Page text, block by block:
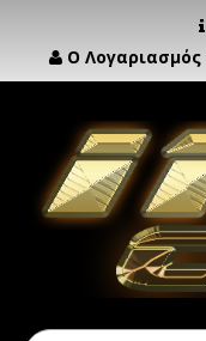
Ο Λογαριασμός